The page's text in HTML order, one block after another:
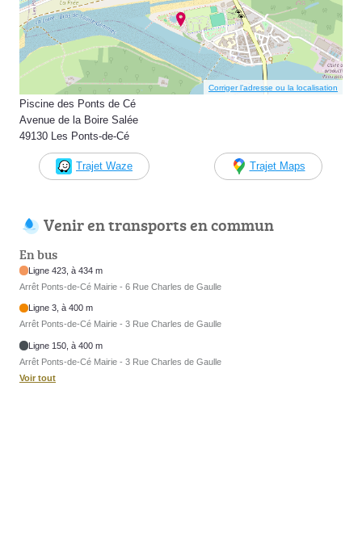
Corriger l’adresse ou la localisation
Piscine des Ponts de Cé
Avenue de la Boire Salée
49130 Les Ponts-de-Cé
Trajet Waze Trajet Maps
Venir en transports en commun
En bus
Ligne 423, à 434 m
Arrêt Ponts-de-Cé Mairie - 6 Rue Charles de Gaulle
Ligne 3, à 400 m
Arrêt Ponts-de-Cé Mairie - 3 Rue Charles de Gaulle
Ligne 150, à 400 m
Arrêt Ponts-de-Cé Mairie - 3 Rue Charles de Gaulle
Voir tout